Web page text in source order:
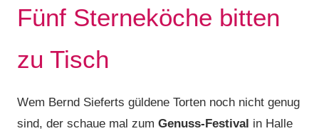
Fünf Sterneköche bitten
zu Tisch
Wem Bernd Sieferts güldene Torten noch nicht genug
sind, der schaue mal zum Genuss-Festival in Halle